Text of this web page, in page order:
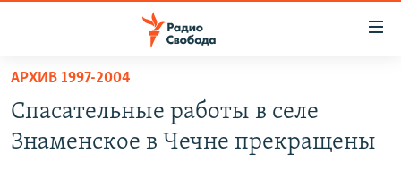
упрощенного
доступа
Вернуться
АРХИВ 1997-2004
Спасательные работы в селе
Знаменское в Чечне прекращены